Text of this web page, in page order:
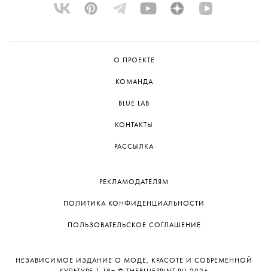
О ПРОЕКТЕ
КОМАНДА
BLUE LAB
КОНТАКТЫ
РАССЫЛКА
РЕКЛАМОДАТЕЛЯМ
ПОЛИТИКА КОНФИДЕНЦИАЛЬНОСТИ
ПОЛЬЗОВАТЕЛЬСКОЕ СОГЛАШЕНИЕ
НЕЗАВИСИМОЕ ИЗДАНИЕ О МОДЕ, КРАСОТЕ И СОВРЕМЕННОЙ